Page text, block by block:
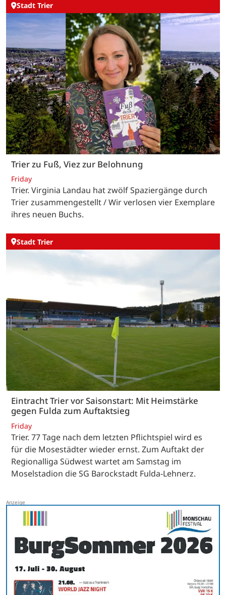
Stadt Trier
Trier zu Fuß, Viez zur Belohnung
Friday
Trier. Virginia Landau hat zwölf Spaziergänge durch
Trier zusammengestellt / Wir verlosen vier Exemplare
ihres neuen Buchs.
Stadt Trier
Eintracht Trier vor Saisonstart: Mit Heimstärke
gegen Fulda zum Auftaktsieg
Friday
Trier. 77 Tage nach dem letzten Pflichtspiel wird es
für die Mosestädter wieder ernst. Zum Auftakt der
Regionalliga Südwest wartet am Samstag im
Moselstadion die SG Barockstadt Fulda-Lehnerz.